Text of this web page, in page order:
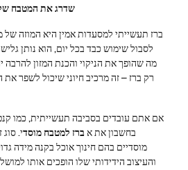
שדרג את המטבח
ברז תעשייתי למסעדות אמין היא המוזה
לסבול שימוש כבד בכל יום, הוא נותן
מה שהופך את הניקוי והכנת המזון להרבה
רק ברז – זה מרכיב חיוני שיכול לשפר את
אם אתם עובדים בסביבה תעשייתית, כמו
בחשבון את אברז למטבח מוסדי.
מוסדיים בהם חינוך אוכל בקנה מידה
והעיצוב הידידותי שלו הופכים אותו